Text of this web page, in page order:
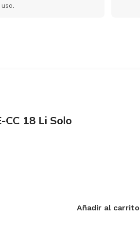
18 Li Solo
Añadir al carrito